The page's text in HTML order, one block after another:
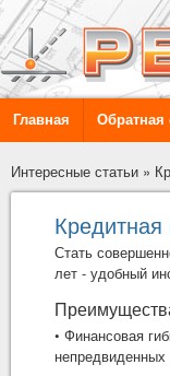
Главная Обратная
Интересные статьи »
Стать
лет - удобный
• Финансовая
непредвиденных